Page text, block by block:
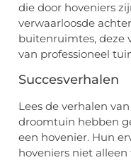
die door hoveniers
verwaarloosde
buitenruimtes, deze
van professioneel
Succesverhalen
Lees de verhalen
droomtuin hebben
een hovenier. Hun
hoveniers niet